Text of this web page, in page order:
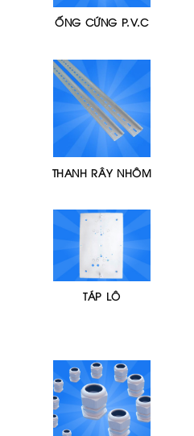
ỐNG CỨNG P.V.C
THANH RÂY NHÔM
TÁP LÔ